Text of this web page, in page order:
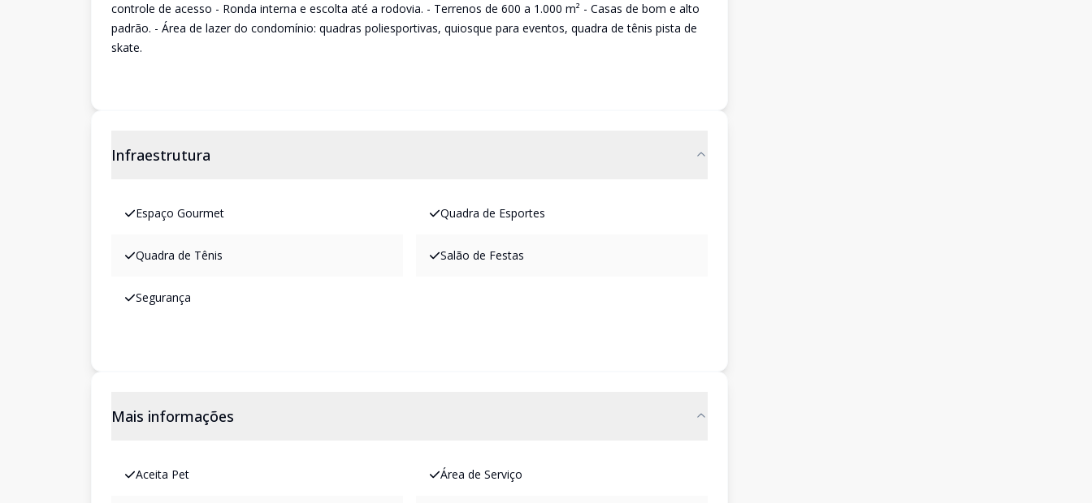
controle de acesso - Ronda interna e escolta até a rodovia. - Terrenos de 600 a 1.000 m² - Casas de bom e alto
padrão. - Área de lazer do condomínio: quadras poliesportivas, quiosque para eventos, quadra de tênis pista de
skate.
Infraestrutura
Espaço Gourmet Quadra de Esportes
Quadra de Tênis Salão de Festas
Segurança
Mais informações
Aceita Pet Área de Serviço